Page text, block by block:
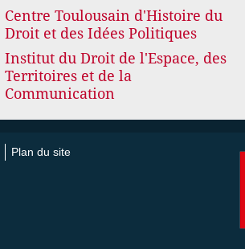
Centre Toulousain d'Histoire du
Droit et des Idées Politiques
Institut du Droit de l'Espace, des
Territoires et de la
Communication
Plan du site